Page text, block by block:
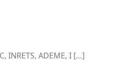
INRETS, ADEME, I […]